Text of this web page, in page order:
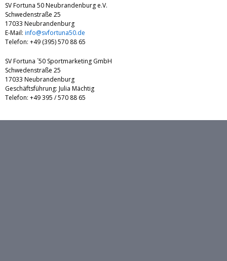
SV Fortuna 50 Neubrandenburg e.V.
Schwedenstraße 25
17033 Neubrandenburg
E-Mail: info@svfortuna50.de
Telefon: +49 (395) 570 88 65
SV Fortuna ´50 Sportmarketing GmbH
Schwedenstraße 25
17033 Neubrandenburg
Geschäftsführung: Julia Mächtig
Telefon: +49 395 / 570 88 65